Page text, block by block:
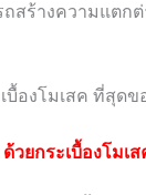
สร้างความแตก
วยกระเบื้องโมเ